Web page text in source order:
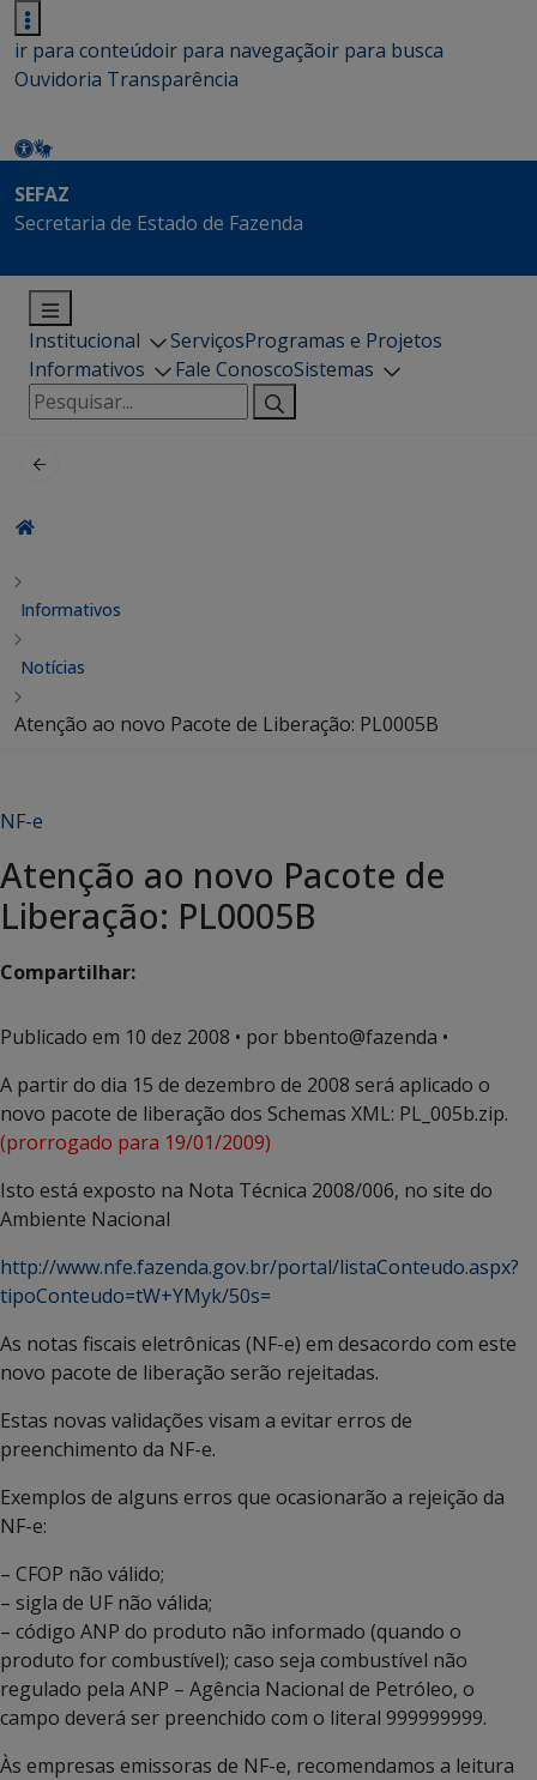
ir para conteúdoir para navegaçãoir para busca
Ouvidoria Transparência
SEFAZ
Secretaria de Estado de Fazenda
Institucional ServiçosProgramas e Projetos
Informativos
Fale ConoscoSistemas
Pesquisar
por:
Informativos
Notícias
Atenção ao novo Pacote de Liberação: PL0005B
NF-e
Atenção ao novo Pacote de
Liberação: PL0005B
Compartilhar:
Publicado em 10 dez 2008 • por bbento@fazenda •
A partir do dia 15 de dezembro de 2008 será aplicado o
novo pacote de liberação dos Schemas XML: PL_005b.zip.
(prorrogado para 19/01/2009)
Isto está exposto na Nota Técnica 2008/006, no site do
Ambiente Nacional
http://www.nfe.fazenda.gov.br/portal/listaConteudo.aspx?
tipoConteudo=tW+YMyk/50s=
As notas fiscais eletrônicas (NF-e) em desacordo com este
novo pacote de liberação serão rejeitadas.
Estas novas validações visam a evitar erros de
preenchimento da NF-e.
Exemplos de alguns erros que ocasionarão a rejeição da
NF-e:
– CFOP não válido;
– sigla de UF não válida;
– código ANP do produto não informado (quando o
produto for combustível); caso seja combustível não
regulado pela ANP – Agência Nacional de Petróleo, o
campo deverá ser preenchido com o literal 999999999.
Às empresas emissoras de NF-e, recomendamos a leitura